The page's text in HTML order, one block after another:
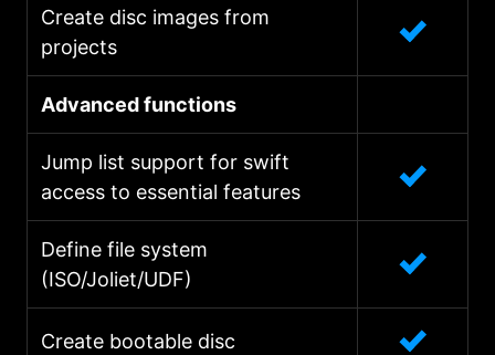
Create disc images from
projects
Advanced functions
Jump list support for swift
access to essential features
Define file system
(ISO/Joliet/UDF)
Create bootable disc